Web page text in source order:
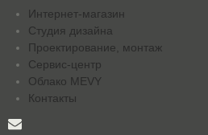
Интернет-магазин
Студия дизайна
Проектирование, монтаж
Сервис-центр
Облако MEVY
Контакты